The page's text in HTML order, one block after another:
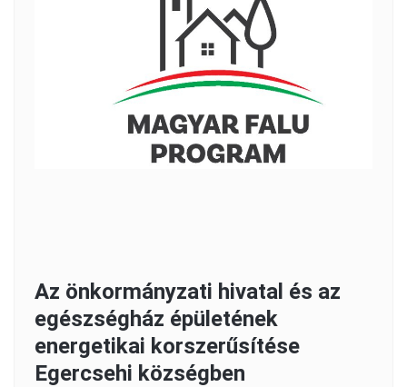
Az önkormányzati hivatal és az
egészségház épületének
energetikai korszerűsítése
Egercsehi községben